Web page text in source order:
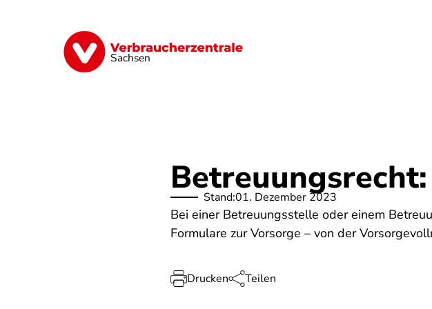
Sachsen
Vorsorge Verträge Geld & Versicherungen
Stand:01. Dezember 2023
Bei einer Betreuungsstelle oder einem
Formulare zur Vorsorge – von der
Drucken Teilen